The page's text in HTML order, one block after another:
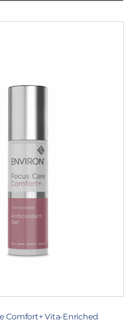
Comfort+ Vita-Enriched